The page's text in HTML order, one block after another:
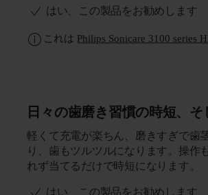
使用してこなかったのかと悔やむほ
はい、この製品をお勧めします
これは Philips Sonicare 3100
日々の歯磨き習慣の時短、
軽くて充電が楽ちん、磨きすぎで歯
り、歯もツルツルになります。操作
れず当てるだけで時短になります。
はい、この製品をお勧めします